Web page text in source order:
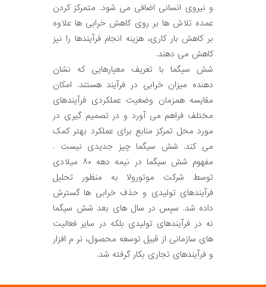
و نیروی انسانی اضافی می شود. متمرکز کردن
عمده تلاش ها بر روی کاهش خرابی ها علاوه
بر کاهش بار کاری، هزینه انجام فرآیندها را نیز
کاهش می دهند.
شش سیگما با تعریف معیارهایی که نشان
دهنده میزان خرابی در فرآیند هستند. امکان
مقایسه همزمان وضعیت عملکردی فرآیندهای
مختلف فراهم می آورد و در تصمیم گیری در
مورد محل تمرکز منابع برای عملکرد بهتر کمک
می کند. شش سیگما چیز جدیدی نیست .
مفهوم شش سیگما در نیمه دهه ٨٠ میلادی
توسط شرکت موتورولا به منظور تحلیل
فرآیندهای تولیدی و حذف خرابی ها گسترش
داده شد. سپس در سال های بعد شش سیگما
نه در فرآیندهای تولیدی بلکه در سایر فعالیت
های سازمانی از قبیل توسعه محصول، نر م افزار
و فرآیندهای تجاری بکار گرفته شد.